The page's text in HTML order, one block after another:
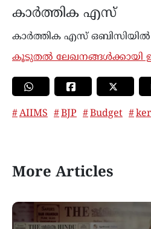
കാർത്തിക എസ്
കാര്‍ത്തിക എസ്
കൂടുതൽ ലേഖനങ്ങൾക്കായി
AIIMS BJP Budget
More Articles